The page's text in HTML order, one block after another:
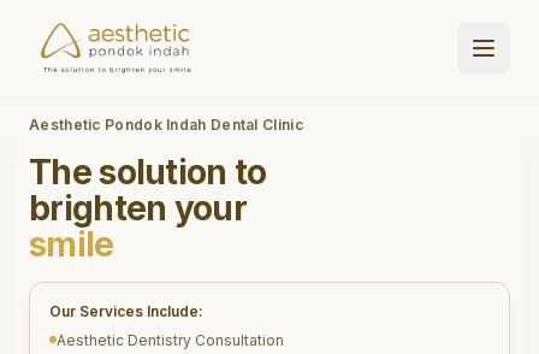
Aesthetic Pondok Indah Dental Clinic
The solution to
brighten your
smile
Our Services Include:
Aesthetic Dentistry Consultation